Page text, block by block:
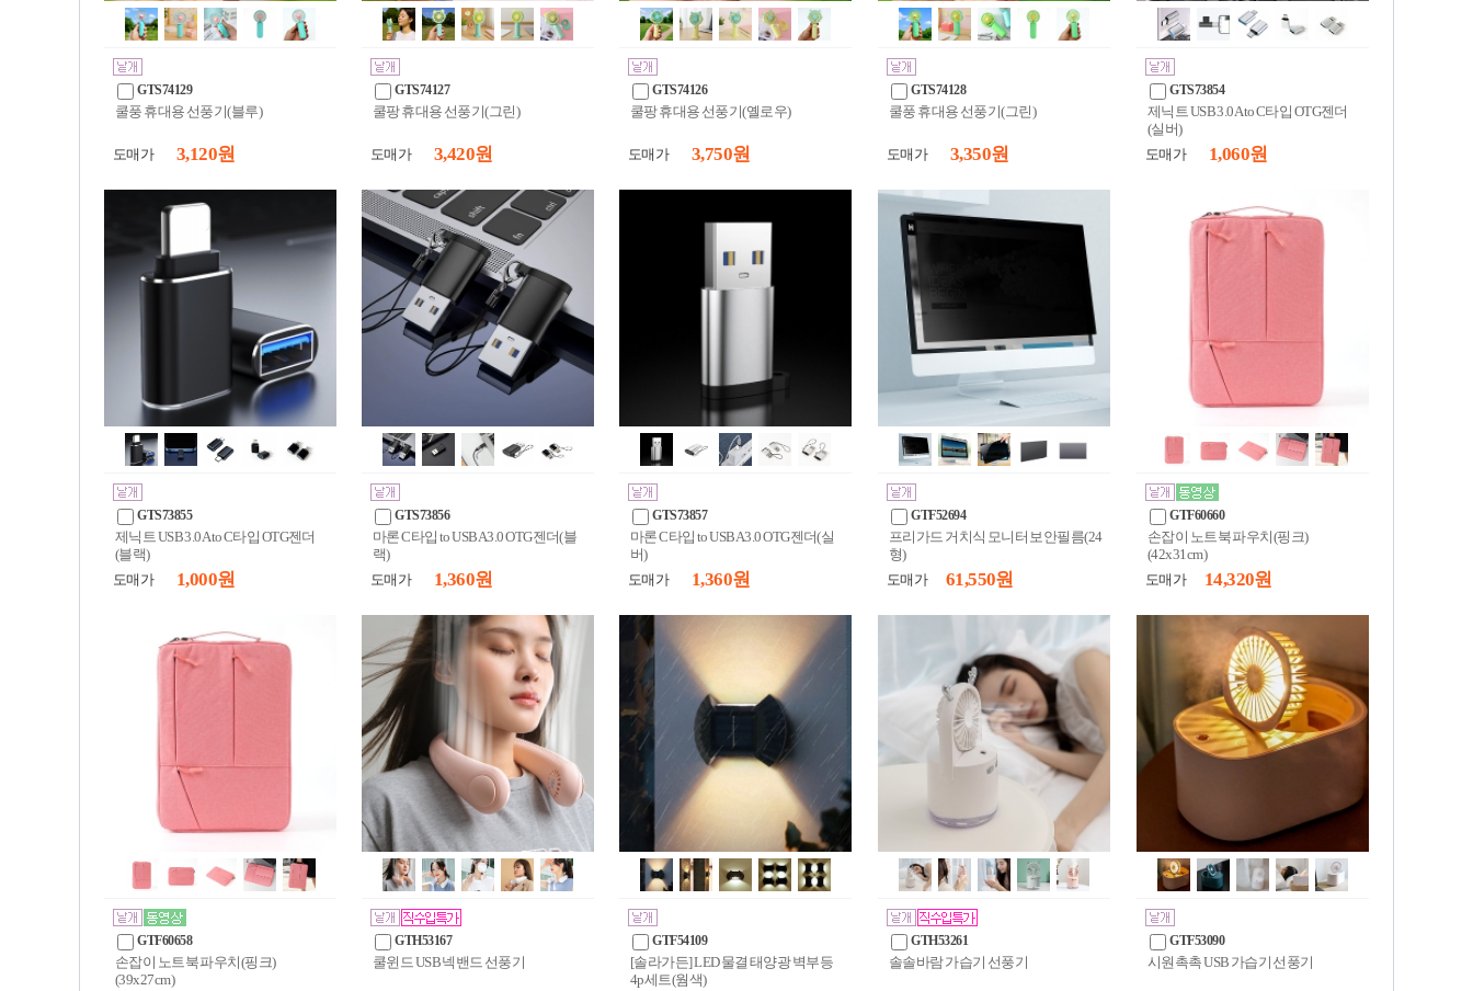
GTS74129
쿨풍 휴대용 선풍기(블루)
도매가 3,120 원
GTS74127
쿨팡 휴대용 선풍기(그린)
도매가 3,420 원
GTS74126
쿨팡 휴대용 선풍기(옐로우)
도매가 3,750 원
GTS74128
쿨풍 휴대용 선풍기(그린)
도매가 3,350 원
GTS73854
제닉트 USB 3.0 A to C타입 OTG젠더
(실버)
도매가
1,060 원
GTS73855
제닉트 USB 3.0 A to C타입 OTG젠더
(블랙)
도매가
1,000 원
GTS73856
마론 C타입 to USB A 3.0 OTG젠더(블
랙)
도매가
1,360 원
GTS73857
마론 C타입 to USB A 3.0 OTG젠더(실
버)
도매가
1,360 원
GTF52694
프리가드 거치식 모니터 보안필름(24
형)
도매가
61,550 원
GTF60660
손잡이 노트북 파우치(핑크)
(42x31cm)
도매가
14,320 원
GTF60658
손잡이 노트북 파우치(핑크)
(39x27cm)
GTH53167
쿨윈드 USB 넥밴드 선풍기
GTF54109
[솔라가든] LED 물결 태양광 벽부등
4p세트(웜색)
GTH53261
솔솔바람 가습기 선풍기
GTF53090
시원촉촉 USB 가습기 선풍기